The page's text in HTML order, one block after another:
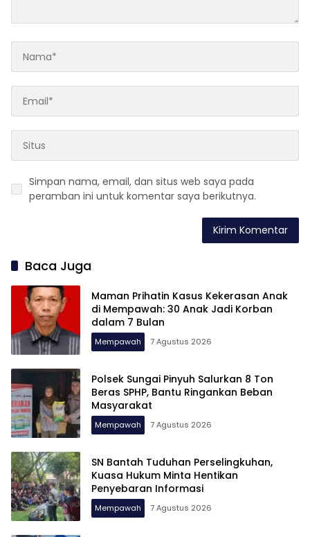
Simpan nama, email, dan situs web saya pada
peramban ini untuk komentar saya berikutnya.
Baca Juga
Maman Prihatin Kasus Kekerasan Anak
di Mempawah: 30 Anak Jadi Korban
dalam 7 Bulan
Mempawah 7 Agustus 2026
Polsek Sungai Pinyuh Salurkan 8 Ton
Beras SPHP, Bantu Ringankan Beban
Masyarakat
Mempawah 7 Agustus 2026
SN Bantah Tuduhan Perselingkuhan,
Kuasa Hukum Minta Hentikan
Penyebaran Informasi
Mempawah 7 Agustus 2026